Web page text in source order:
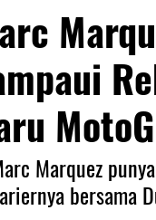
Marquez
bersama